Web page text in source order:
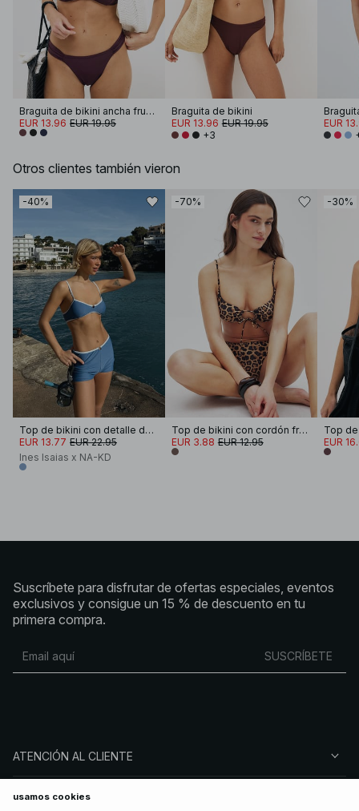
Braguita de bikini ancha fruncida
EUR 13.96 EUR 19.95
Braguita de bikini
EUR 13.96 EUR 19.95
+3
EUR
Otros clientes también vieron
-40%
Top de bikini con detalle de hebilla
EUR 13.77 EUR 22.95
Ines Isaias x NA-KD
-70%
Top de bikini con cordón frontal
EUR 3.88 EUR 12.95
-30%
EUR
Suscríbete para disfrutar de ofertas especiales, eventos
exclusivos y consigue un 15 % de descuento en tu
primera compra.
SUSCRÍBETE
ATENCIÓN AL CLIENTE
SOBRE NA-KD